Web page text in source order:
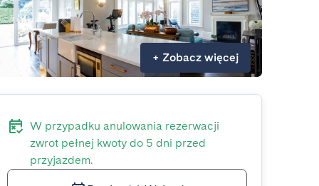
+ Zobacz więcej
W przypadku anulowania rezerwacji
zwrot pełnej kwoty do 5 dni przed
przyjazdem.